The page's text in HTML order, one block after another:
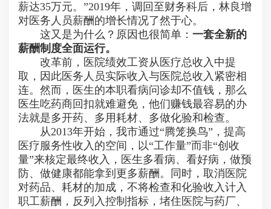
薪达35万元。”2019年，调回至财务科后，林良增
对医务人员薪酬的增长情况了然于心。
这又是为什么？原因也很简单： 一套全新的
薪酬制度全面运行。
改革前，医院绩效工资从医疗总收入中提
取，因此医务人员实际收入与医院总收入紧密相
连。然而，医生的本职看病问诊却不值钱，那么
医生吃药商回扣就难避免，他们赚钱最容易的办
法就是多开药、多用耗材、多做化验和检查。
从2013年开始，我市通过“腾笼换鸟”，提高
医疗服务性收入的空间，以“工作量”而非“创收
量”来核定最终收入，医生多看病、看好病，做预
防、做健康都能拿到更多薪酬。同时，取消医院
对药品、耗材的加成，不将检查和化验收入计入
职工薪酬，反列入控制指标，堵住医院与药厂、